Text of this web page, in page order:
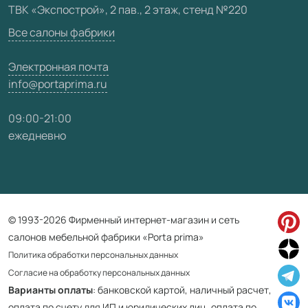
Карта сайта
ТВК «Экспострой», 2 пав., 2 этаж, стенд №220
Все салоны фабрики
Электронная почта
info@portaprima.ru
09:00-21:00
ежедневно
© 1993-2026 Фирменный интернет-магазин и сеть
салонов мебельной фабрики «Porta prima»
Политика обработки персональных данных
Согласие на обработку персональных данных
Варианты оплаты: банковской картой, наличный расчет,